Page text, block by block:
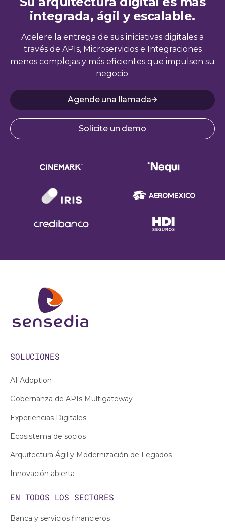
integrada, ágil y escalable.
Acelere la entrega de sus iniciativas digitales a
través de APIs, Microservicios e Integraciones
menos complejas y más eficientes que impulsen su
negocio.
Agende una llamada
Solicite un demo
SOLUCIONES
AI Adoption
Gobernanza de APIs Multigateway
Experiencias Digitales
Ecosistema de socios
Arquitectura Ágil y Modernización de Legados
Innovación abierta
EN TODOS LOS SECTORES
Banca y servicios financieros